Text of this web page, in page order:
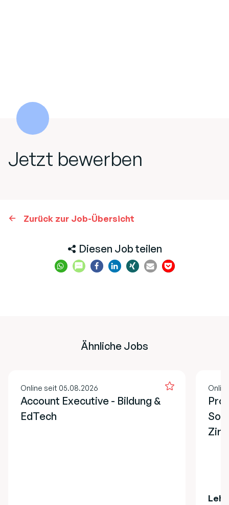
Jetzt bewerben
Zurück zur Job-Übersicht
Diesen Job teilen
Ähnliche Jobs
Online seit 05.08.2026
Account Executive - Bildung &
EdTech